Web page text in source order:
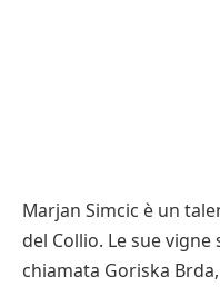
Marjan Simcic è un
del Collio. Le sue
chiamata Goriska